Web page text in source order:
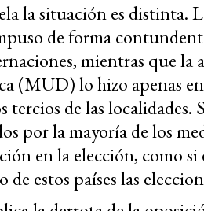
la situación es distinta.
de forma
mientras que
(MUD) lo hizo apenas
tercios de las
por la mayoría de los
en la elección, como
estos países las